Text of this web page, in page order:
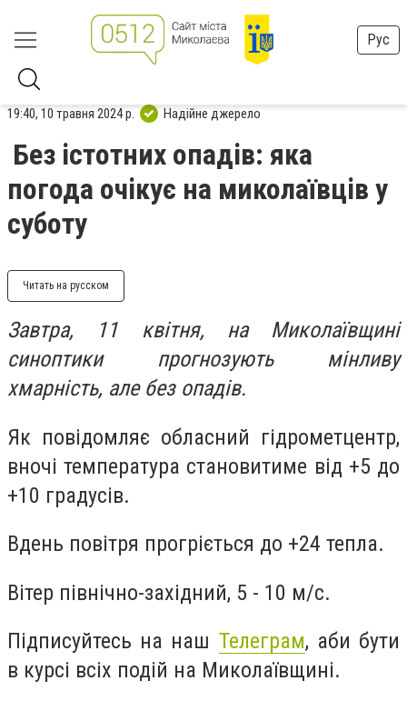
Рус
19:40, 10 травня 2024 р. Надійне джерело
Без істотних опадів: яка
погода очікує на миколаївців у
суботу
Читать на русском
Завтра, 11 квітня, на Миколаївщині
синоптики прогнозують мінливу
хмарність, але без опадів.
Як повідомляє обласний гідрометцентр,
вночі температура становитиме від +5 до
+10 градусів.
Вдень повітря прогріється до +24 тепла.
Вітер північно-західний, 5 - 10 м/с.
Підписуйтесь на наш Телеграм, аби бути
в курсі всіх подій на Миколаївщині.